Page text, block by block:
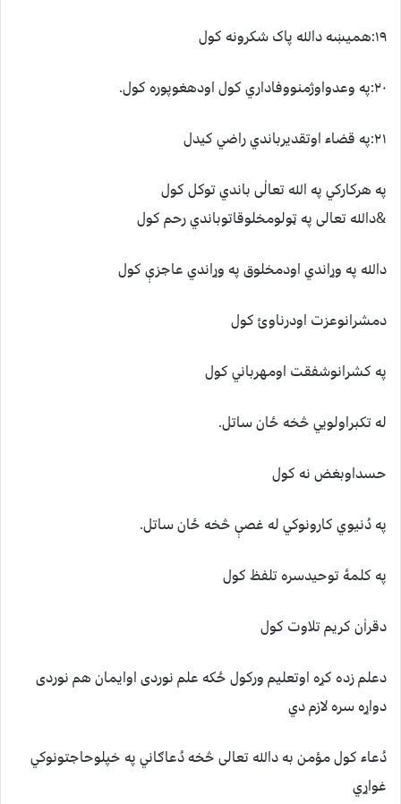
۱۹:هميښه دالله پاک شکرونه کول
۲۰:په وعدواوژمنووفاداري کول اودهغوپوره کول.
۲۱:په قضاء اوتقديرباندي راضي کيدل
په هرکارکي په الله تعالٰی باندي توکل کول
&دالله تعالی په ټولومخلوقاتوباندي رحم کول
دالله په وړاندي اودمخلوق په وړاندي عاجزې کول
دمشرانوعزت اودرناوئ کول
په کشرانوشفقت اومهرباني کول
له تکبراولويي څخه ځان ساتل.
حسداوبغض نه کول
په دُنيوي کارونوکي له غصې څخه ځان ساتل.
په کلمۀ توحيدسره تلفظ کول
دقراٰن کريم تلاوت کول
دعلم زده کړه اوتعليم ورکول ځکه علم نوردی اوايمان هم نوردی
دواړه سره لازم دي
دُعاء کول مؤمن به دالله تعالی څخه دُعاګاني په خپلوحاجتونوکي
غواړي